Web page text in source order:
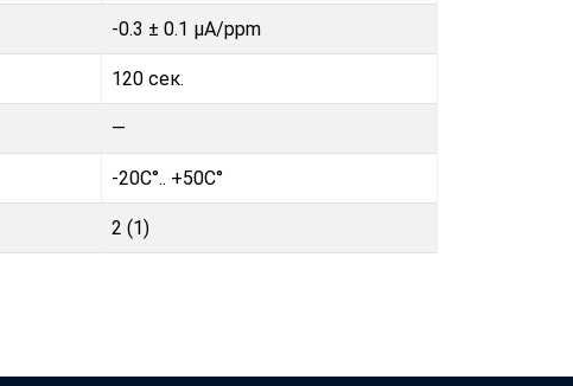
-0.3 ± 0.1 μA/ppm
120 сек.
—
-20C°.. +50C°
2 (1)